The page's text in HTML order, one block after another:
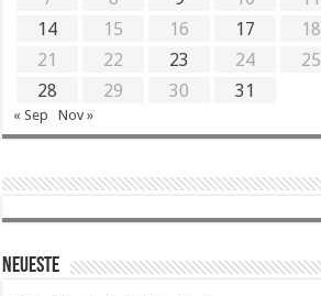
14
15 16 17 18
21
22 23 24 25
28
29 30 31
« Sep Nov »
Neueste